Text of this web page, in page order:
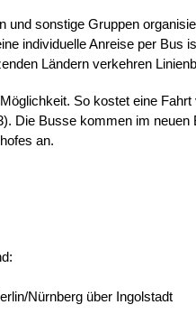
und sonstige Gruppen
individuelle Anreise per Bus
Ländern verkehren
So kostet eine
Die Busse kommen im neuen
an.
Nürnberg über Ingolstadt